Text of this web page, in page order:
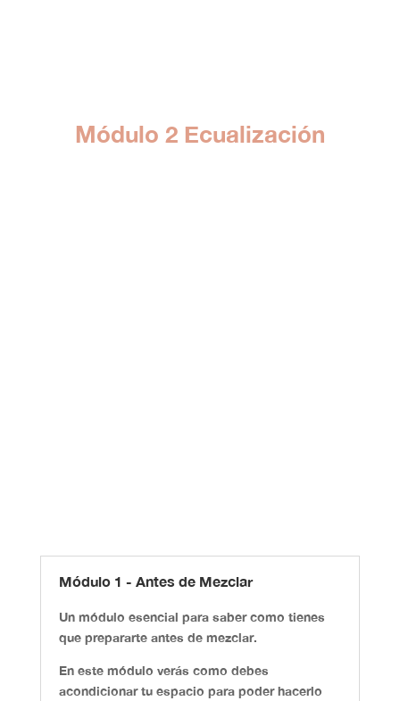
Módulo 2 Ecualización
Módulo 1 - Antes de Mezclar
Un módulo esencial para saber como tienes
que prepararte antes de mezclar.
En este módulo verás como debes
acondicionar tu espacio para poder hacerlo